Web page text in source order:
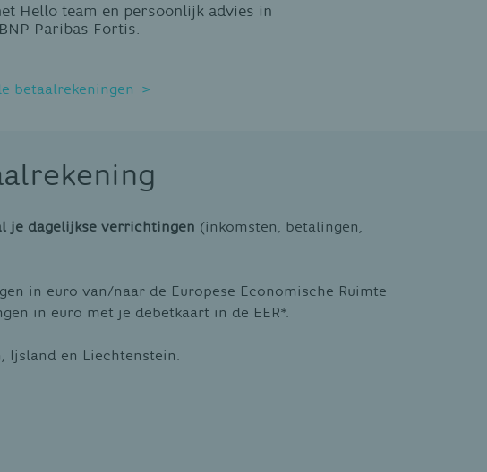
Hello team en persoonlijk advies in
Paribas Fortis.
betaalrekeningen
je dagelijkse verrichtingen (inkomsten, betalingen,
in euro van/naar de Europese Economische Ruimte
in euro met je debetkaart in de EER*.
Ijsland en Liechtenstein.